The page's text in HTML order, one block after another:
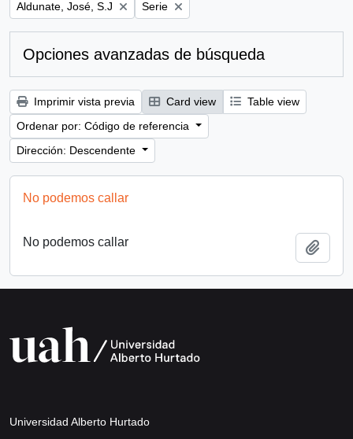
Remove filter:
Aldunate, José, S.J Remove filter:
Serie
Opciones avanzadas de búsqueda
Imprimir vista previa Card view
Table view
Ordenar por: Código de referencia
Dirección: Descendente
No podemos callar
No podemos callar
Universidad Alberto Hurtado